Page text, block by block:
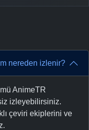
nereden izlenir?
AnimeTR
izleyebilirsiniz.
çeviri ekiplerini ve